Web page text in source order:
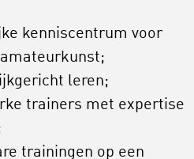
kenniscentrum voor
leren;
trainers met expertise
trainingen op een